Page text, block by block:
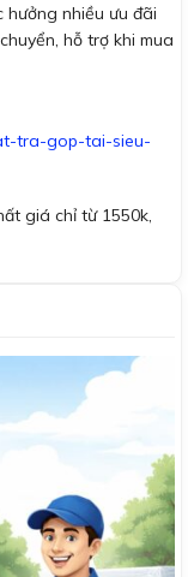
nhiều ưu đãi
hỗ trợ khi mua
tra-gop-tai-sieu-
giá chỉ từ 1550k,